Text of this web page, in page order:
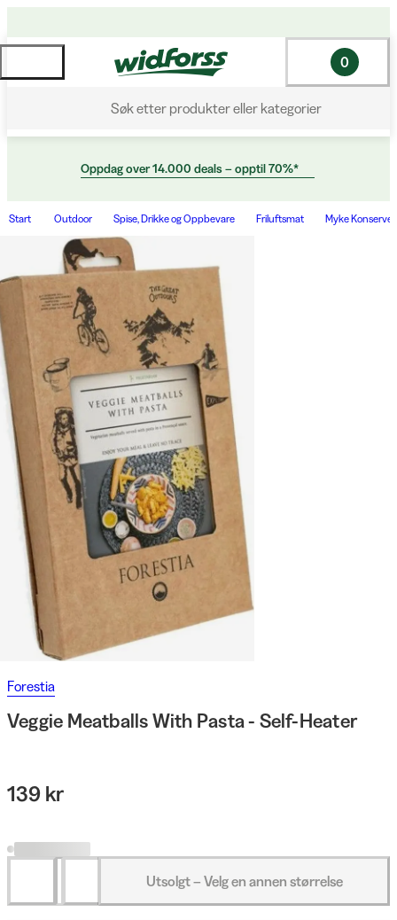
Søk etter produkter eller kategorier
0
Oppdag over 14.000 deals – opptil 70%*
Start Outdoor Spise, Drikke og Oppbevare Friluftsmat Myke Konserver
Forestia
Veggie Meatballs With Pasta - Self-Heater
139 kr
Utsolgt – Velg en annen størrelse